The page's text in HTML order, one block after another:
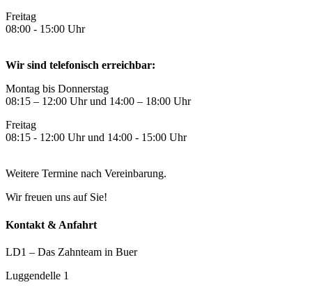
Freitag
08:00 - 15:00 Uhr
Wir sind telefonisch erreichbar:
Montag bis Donnerstag
08:15 – 12:00 Uhr und 14:00 – 18:00 Uhr
Freitag
08:15 - 12:00 Uhr und 14:00 - 15:00 Uhr
Weitere Termine nach Vereinbarung.
Wir freuen uns auf Sie!
Kontakt & Anfahrt
LD1 – Das Zahnteam in Buer
Luggendelle 1